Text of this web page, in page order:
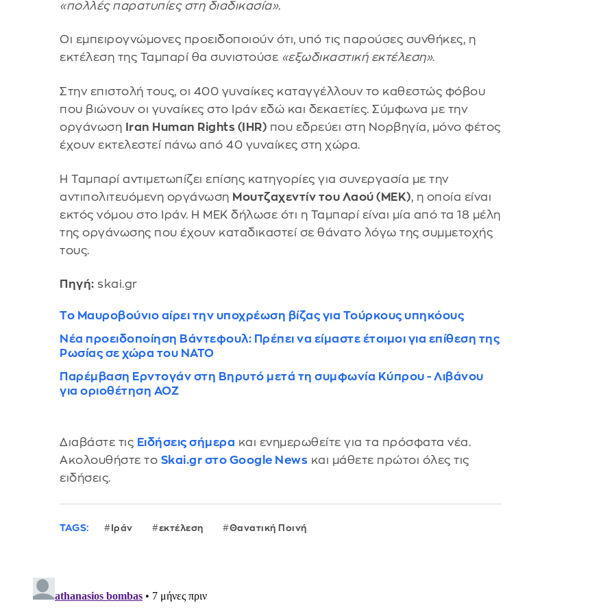
«πολλές παρατυπίες στη διαδικασία».
Οι εμπειρογνώμονες προειδοποιούν ότι, υπό τις παρούσες συνθήκες, η
εκτέλεση της Ταμπαρί θα συνιστούσε «εξωδικαστική εκτέλεση».
Στην επιστολή τους, οι 400 γυναίκες καταγγέλλουν το καθεστώς φόβου
που βιώνουν οι γυναίκες στο Ιράν εδώ και δεκαετίες. Σύμφωνα με την
οργάνωση
Iran Human Rights (IHR) που εδρεύει στη Νορβηγία, μόνο φέτος
έχουν εκτελεστεί πάνω από 40 γυναίκες στη χώρα.
Η Ταμπαρί αντιμετωπίζει επίσης κατηγορίες για συνεργασία με την
αντιπολιτευόμενη οργάνωση Μουτζαχεντίν του Λαού (ΜΕΚ), η οποία είναι
εκτός νόμου στο Ιράν. Η ΜΕΚ δήλωσε ότι η Ταμπαρί είναι μία από τα 18 μέλη
της οργάνωσης που έχουν καταδικαστεί σε θάνατο λόγω της συμμετοχής
τους.
Πηγή: skai.gr
Το Μαυροβούνιο αίρει την υποχρέωση βίζας για Τούρκους υπηκόους
Νέα προειδοποίηση Βάντεφουλ: Πρέπει να είμαστε έτοιμοι για επίθεση της
Ρωσίας σε χώρα του ΝΑΤΟ
Παρέμβαση Ερντογάν στη Βηρυτό μετά τη συμφωνία Κύπρου - Λιβάνου
για οριοθέτηση ΑΟΖ
Διαβάστε τις Ειδήσεις σήμερα και ενημερωθείτε για τα πρόσφατα νέα.
Ακολουθήστε το Skai.gr στο Google News και μάθετε πρώτοι όλες τις
ειδήσεις.
TAGS: Ιράν εκτέλεση Θανατική Ποινή